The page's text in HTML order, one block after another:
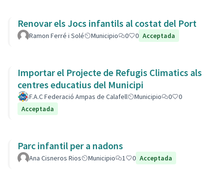
Renovar els Jocs infantils al costat del Port
Ramon Ferré i Solé Municipio 0 0 Acceptada
Importar el Projecte de Refugis Climatics als
centres educatius del Municipi
F.A.C Federació Ampas de Calafell Municipio 0
0
Acceptada
Parc infantil per a nadons
Ana Cisneros Rios Municipio 1 0 Acceptada